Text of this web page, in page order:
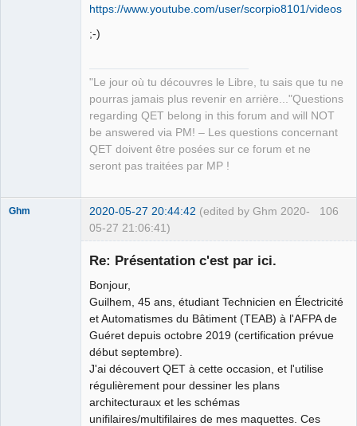
https://www.youtube.com/user/scorpio8101/videos
;-)
"Le jour où tu découvres le Libre, tu sais que tu ne
pourras jamais plus revenir en arrière..."Questions
regarding QET belong in this forum and will NOT
be answered via PM! – Les questions concernant
QET doivent être posées sur ce forum et ne
seront pas traitées par MP !
106
Ghm 2020-05-27 20:44:42 (edited by Ghm 2020-
05-27 21:06:41)
Re: Présentation c'est par ici.
Bonjour,
Guilhem, 45 ans, étudiant Technicien en Électricité
et Automatismes du Bâtiment (TEAB) à l'AFPA de
Guéret depuis octobre 2019 (certification prévue
début septembre).
J'ai découvert QET à cette occasion, et l'utilise
régulièrement pour dessiner les plans
architecturaux et les schémas
unifilaires/multifilaires de mes maquettes. Ces